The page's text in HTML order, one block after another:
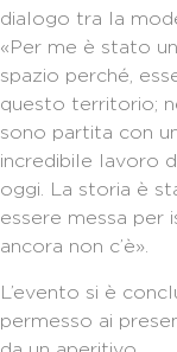
dialogo tra la
«Per me è stato
spazio perché,
questo territorio;
sono partita con
incredibile lavoro
oggi. La storia è
essere messa per
ancora non c’è».
L’evento si è
permesso ai